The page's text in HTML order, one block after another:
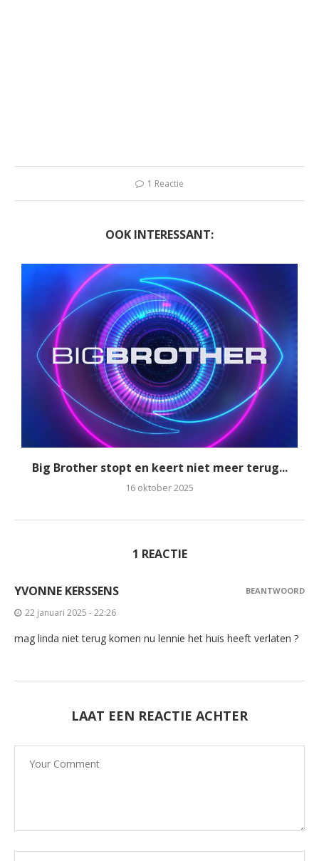
1 Reactie
OOK INTERESSANT:
Big Brother stopt en keert niet meer terug...
16 oktober 2025
1 REACTIE
YVONNE KERSSENS
22 januari 2025 - 22:26
mag linda niet terug komen nu lennie het huis heeft verlaten ?
BEANTWOORD
LAAT EEN REACTIE ACHTER